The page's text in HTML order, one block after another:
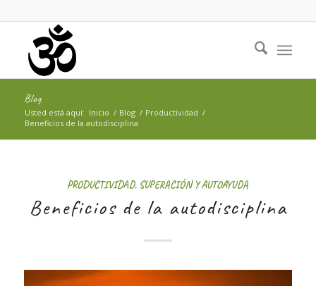
Blog
Usted está aquí: Inicio / Blog / Productividad /
Beneficios de la autodisciplina
PRODUCTIVIDAD, SUPERACIÓN Y AUTOAYUDA
Beneficios de la autodisciplina